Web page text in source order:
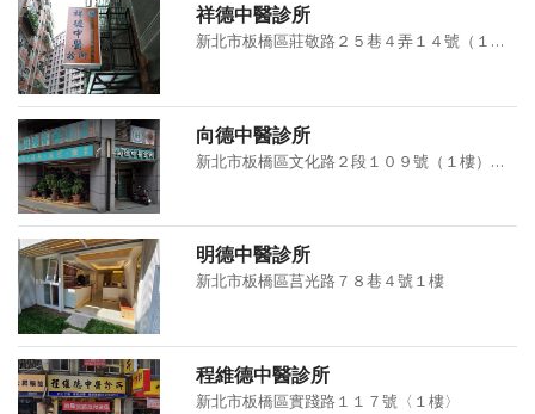
祥德中醫診所
新北市板橋區莊敬路２５巷４弄１４號（１樓）
向德中醫診所
新北市板橋區文化路２段１０９號（１樓）及松江街２號（１樓）
明德中醫診所
新北市板橋區莒光路７８巷４號１樓
程維德中醫診所
新北市板橋區實踐路１１７號〈１樓〉